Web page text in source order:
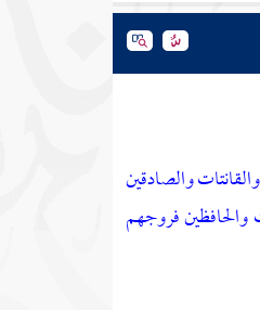
والصادقين
والحافظين فروجهم